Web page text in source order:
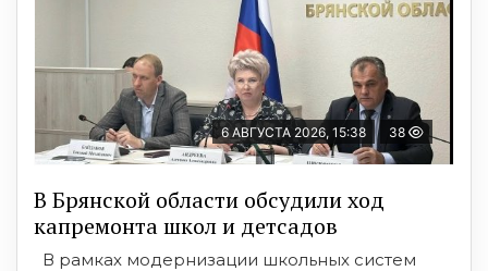
6 АВГУСТА 2026, 15:38 38
В Брянской области обсудили ход
капремонта школ и детсадов
В рамках модернизации школьных систем